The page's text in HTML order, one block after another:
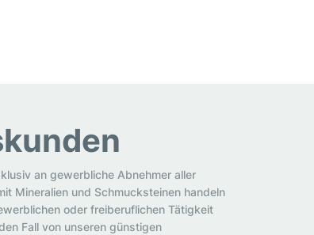
an gewerbliche Abnehmer aller
Mineralien und Schmucksteinen handeln
oder freiberuflichen Tätigkeit
Fall von unseren günstigen